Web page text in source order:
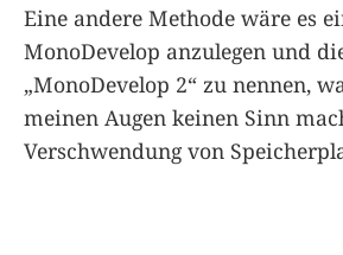
Eine andere Methode wäre es
MonoDevelop anzulegen und
„MonoDevelop 2“ zu nennen,
meinen Augen keinen Sinn
Verschwendung von